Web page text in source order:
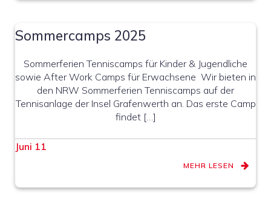
Sommercamps 2025
Sommerferien Tenniscamps für Kinder & Jugendliche
sowie After Work Camps für Erwachsene Wir bieten in
den NRW Sommerferien Tenniscamps auf der
Tennisanlage der Insel Grafenwerth an. Das erste Camp
findet […]
Juni 11
MEHR LESEN